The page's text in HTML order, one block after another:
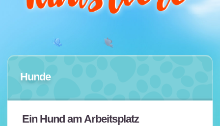
Hunde
Ein Hund am Arbeitsplatz